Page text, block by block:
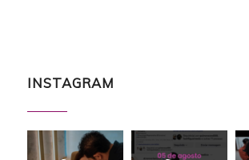
INSTAGRAM